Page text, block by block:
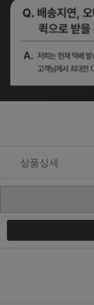
상품상세